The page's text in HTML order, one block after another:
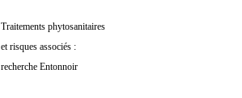
Traitements phytosanitaires
et risques associés :
recherche Entonnoir